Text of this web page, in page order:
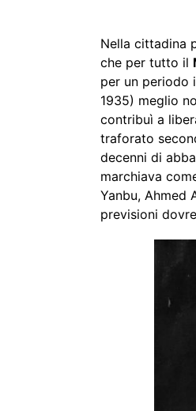
Nella cittadina
che per tutto il
per un periodo
1935) meglio
contribuì a
traforato
decenni di
marchiava
Yanbu, Ahmed
previsioni